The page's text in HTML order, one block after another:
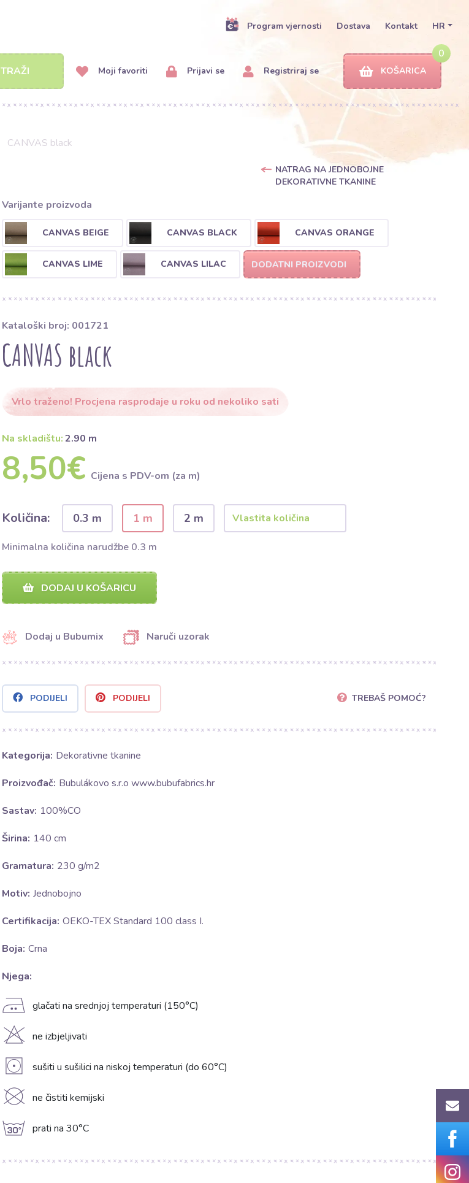
Program vjernosti Dostava Kontakt HR
TRAŽI Moji favoriti Prijavi se Registriraj se
0
KOŠARICA
CANVAS black
NATRAG NA JEDNOBOJNE
DEKORATIVNE TKANINE
Varijante proizvoda
CANVAS BEIGE CANVAS BLACK CANVAS ORANGE
CANVAS LIME CANVAS LILAC DODATNI PROIZVODI
Kataloški broj: 001721
CANVAS black
Vrlo traženo! Procjena rasprodaje u roku od nekoliko sati
Na skladištu:2.90 m
8,50€ Cijena s PDV-om (za m)
Količina: 0.3 m 1 m 2 m
Minimalna količina narudžbe 0.3 m
DODAJ U KOŠARICU
Dodaj u Bubumix Naruči uzorak
PODIJELI PODIJELI TREBAŠ POMOĆ?
Kategorija: Dekorativne tkanine
Proizvođač: Bubulákovo s.r.o www.bubufabrics.hr
Sastav: 100%CO
Širina: 140 cm
Gramatura: 230 g/m2
Motiv: Jednobojno
Certifikacija: OEKO-TEX Standard 100 class I.
Boja: Crna
Njega:
E glačati na srednjoj temperaturi (150°C)
H ne izbjeljivati
V sušiti u sušilici na niskoj temperaturi (do 60°C)
K ne čistiti kemijski
g prati na 30°C